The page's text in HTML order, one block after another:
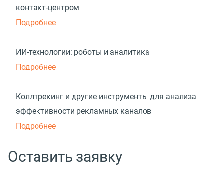
контакт-центром
Подробнее
ИИ-технологии: роботы и аналитика
Подробнее
Коллтрекинг и другие инструменты для анализа
эффективности рекламных каналов
Подробнее
Оставить заявку